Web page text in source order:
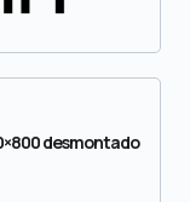
desmontado